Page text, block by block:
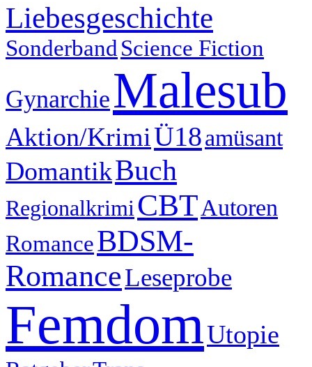
Liebesgeschichte
Sonderband Science Fiction
GynarchieMalesub
Aktion/KrimiÜ18amüsant
DomantikBuch
Regionalkrimi CBTAutoren
RomanceBDSM-
RomanceLeseprobe
FemdomUtopie